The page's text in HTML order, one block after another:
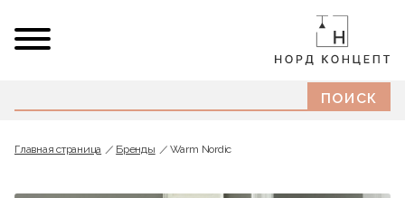
Главная страница Бренды Warm Nordic